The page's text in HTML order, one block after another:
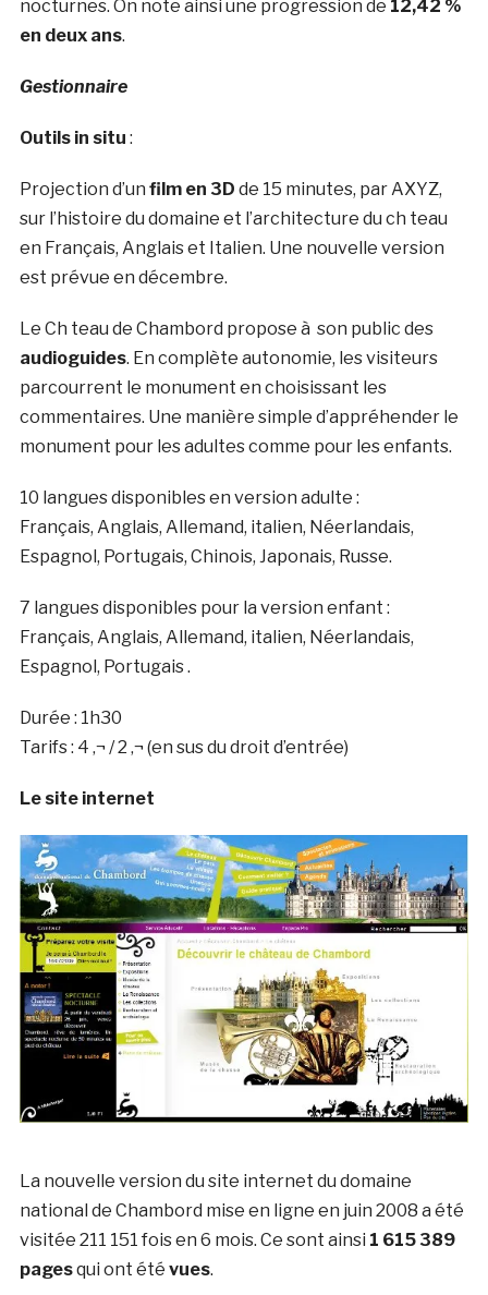
nocturnes. On note ainsi une progression de 12,42 %
en deux ans.
Gestionnaire
Outils in situ :
Projection d’un film en 3D de 15 minutes, par AXYZ,
sur l’histoire du domaine et l’architecture du ch teau
en Français, Anglais et Italien. Une nouvelle version
est prévue en décembre.
Le Ch teau de Chambord propose à son public des
audioguides. En complète autonomie, les visiteurs
parcourrent le monument en choisissant les
commentaires. Une manière simple d’appréhender le
monument pour les adultes comme pour les enfants.
10 langues disponibles en version adulte :
Français, Anglais, Allemand, italien, Néerlandais,
Espagnol, Portugais, Chinois, Japonais, Russe.
7 langues disponibles pour la version enfant :
Français, Anglais, Allemand, italien, Néerlandais,
Espagnol, Portugais .
Durée : 1h30
Tarifs : 4 ‚¬ / 2 ‚¬ (en sus du droit d’entrée)
Le site internet
La nouvelle version du site internet du domaine
national de Chambord mise en ligne en juin 2008 a été
visitée 211 151 fois en 6 mois. Ce sont ainsi 1 615 389
pagesqui ont été vues.